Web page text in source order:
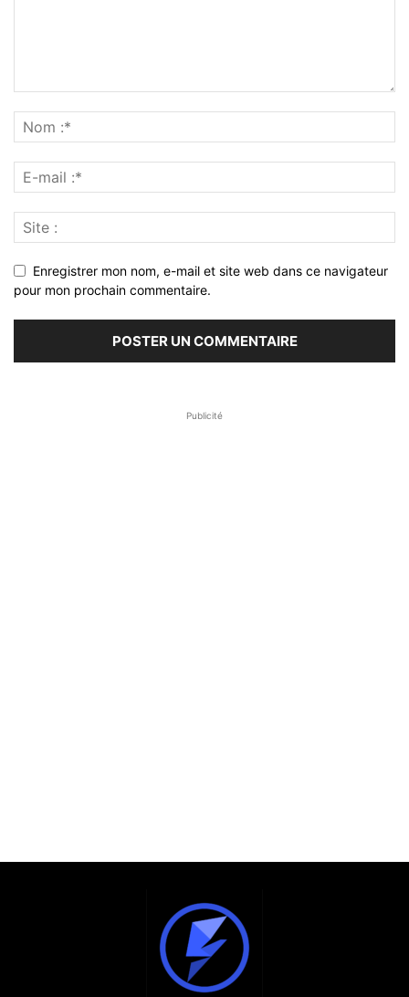
Enregistrer mon nom, e-mail et site web dans ce navigateur
pour mon prochain commentaire.
Publicité